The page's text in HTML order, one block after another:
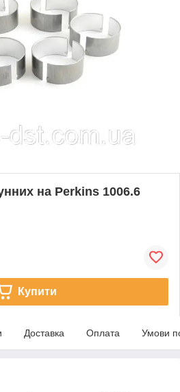
на Perkins 1006.6
Купити
Доставка Оплата Умови